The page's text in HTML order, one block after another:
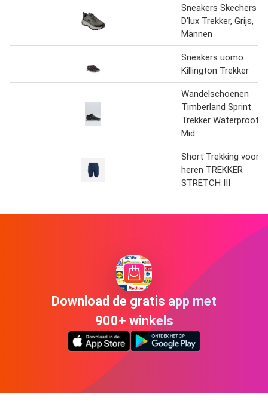
Sneakers Skechers
D'lux Trekker, Grijs,
Mannen
Sneakers uomo
Killington Trekker
Wandelschoenen
Timberland Sprint
Trekker Waterproof
Mid
Short Trekking voor
heren TREKKER
STRETCH III
Download de gratis app met
900+ winkels